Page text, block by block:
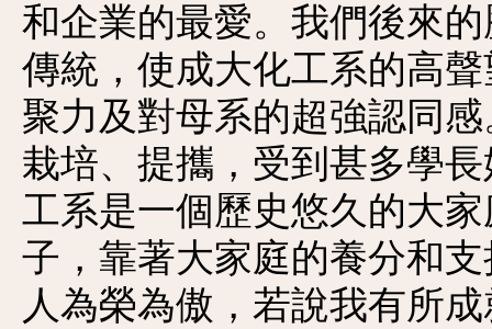
和企業的最愛。我們後來
傳統，使成大化工系的高
聚力及對母系的超強認同
栽培、提攜，受到甚多學
工系是一個歷史悠久的大
子，靠著大家庭的養分和
人為榮為傲，若說我有所